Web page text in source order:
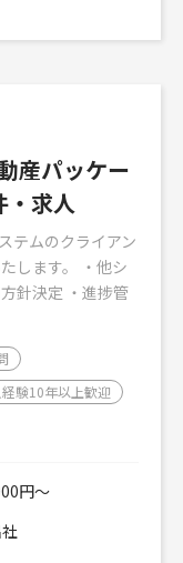
産パッケー
・求人
テムのクライアン
します。 ・他シ
針決定 ・進捗管
験10年以上歓迎
円～